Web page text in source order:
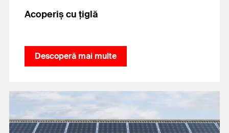
Acoperiș cu țiglă
Descoperă mai multe